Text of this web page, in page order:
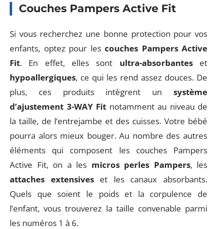
Couches Pampers Active Fit
Si vous recherchez une bonne protection pour vos
enfants, optez pour les couches Pampers Active
Fit. En effet, elles sont ultra-absorbanteset
hypoallergiques, ce qui les rend assez douces. De
plus, ces produits intègrent un système
d’ajustement 3-WAY Fit notamment au niveau de
la taille, de l’entrejambe et des cuisses. Votre bébé
pourra alors mieux bouger. Au nombre des autres
éléments qui composent les couches Pampers
Active Fit, on a les micros perles Pampers, les
attaches extensiveset les canaux absorbants.
Quels que soient le poids et la corpulence de
l’enfant, vous trouverez la taille convenable parmi
les numéros 1 à 6.